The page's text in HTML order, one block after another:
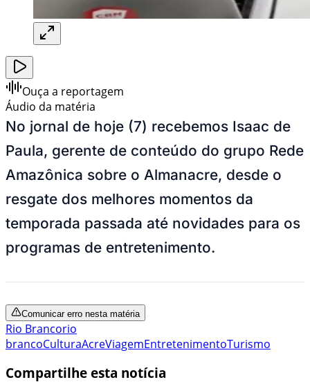
Ouça a reportagem
Áudio da matéria
No jornal de hoje (7) recebemos Isaac de
Paula, gerente de conteúdo do grupo Rede
Amazônica sobre o Almanacre, desde o
resgate dos melhores momentos da
temporada passada até novidades para os
programas de entretenimento.
Comunicar erro nesta matéria
Rio Brancorio
brancoCulturaAcreViagemEntretenimentoTurismo
Compartilhe esta notícia